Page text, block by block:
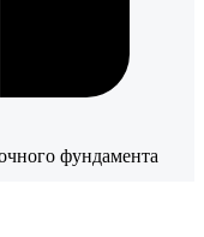
фундамента